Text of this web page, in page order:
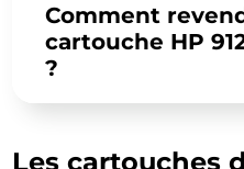
Comment
cartouche HP
?
Les cartouches